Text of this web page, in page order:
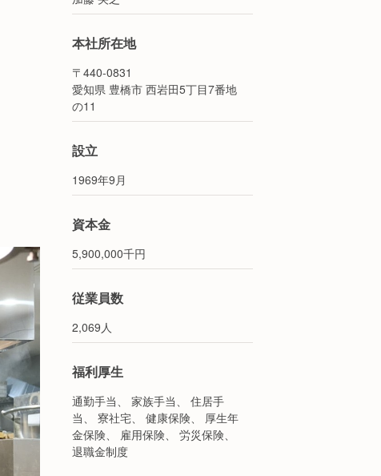
本社所在地
〒440-0831
愛知県 豊橋市 西岩田5丁目7番地
の11
設立
1969年9月
資本金
5,900,000千円
従業員数
2,069人
福利厚生
通勤手当、 家族手当、 住居手
当、 寮社宅、 健康保険、 厚生年
金保険、 雇用保険、 労災保険、
退職金制度